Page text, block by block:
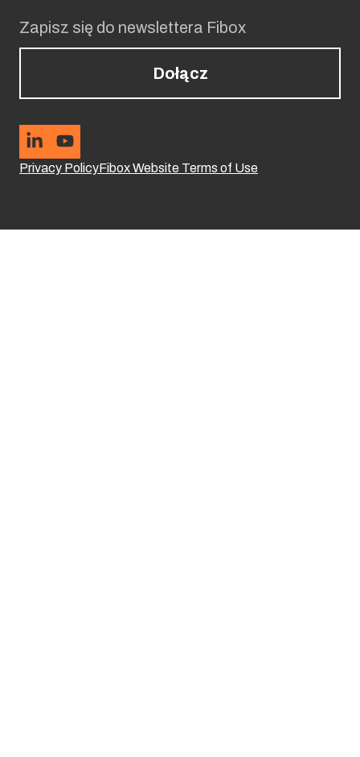
Zapisz się do newslettera Fibox
Dołącz
Privacy PolicyFibox Website Terms of Use